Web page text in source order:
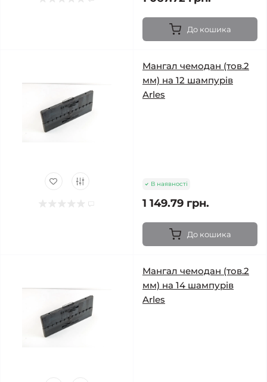
До кошика
Мангал чемодан (тов.2
мм) на 12 шампурів
Arles
В наявності
1 149.79 грн.
До кошика
Мангал чемодан (тов.2
мм) на 14 шампурів
Arles